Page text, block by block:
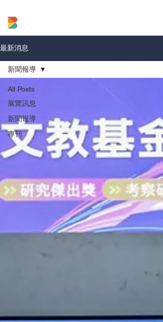
最新消息
All Posts
展覽訊息
新聞報導
專刊
新聞報導